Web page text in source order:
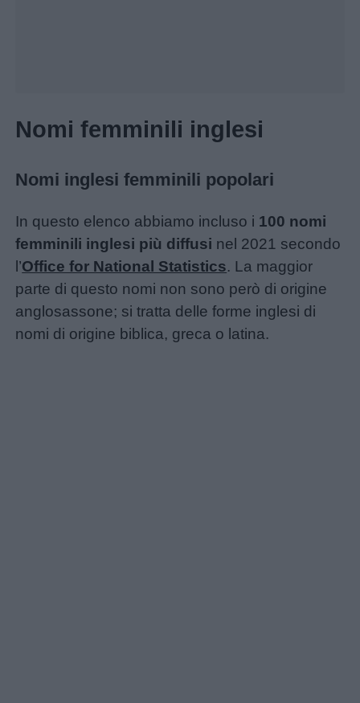
Nomi femminili inglesi
Nomi inglesi femminili popolari
In questo elenco abbiamo incluso i 100 nomi
femminili inglesi più diffusi nel 2021 secondo
l’Office for National Statistics. La maggior
parte di questo nomi non sono però di origine
anglosassone; si tratta delle forme inglesi di
nomi di origine biblica, greca o latina.